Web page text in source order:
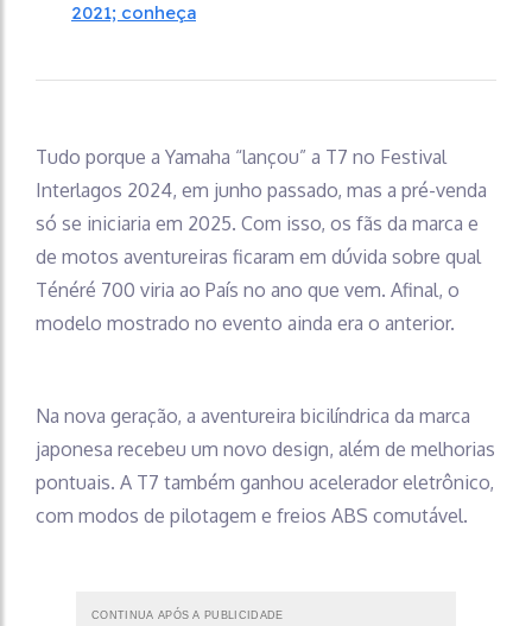
2021; conheça
Tudo porque a Yamaha “lançou” a T7 no Festival
Interlagos 2024, em junho passado, mas a pré-venda
só se iniciaria em 2025. Com isso, os fãs da marca e
de motos aventureiras ficaram em dúvida sobre qual
Ténéré 700 viria ao País no ano que vem. Afinal, o
modelo mostrado no evento ainda era o anterior.
Na nova geração, a aventureira bicilíndrica da marca
japonesa recebeu um novo design, além de melhorias
pontuais. A T7 também ganhou acelerador eletrônico,
com modos de pilotagem e freios ABS comutável.
CONTINUA APÓS A PUBLICIDADE